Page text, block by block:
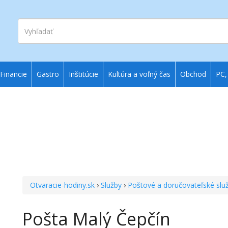
Vyhľadať
Otvaracie-hodiny.sk ›Služby › Poštové a doručovateľské
Pošta Malý Čepčín
Financie Gastro Inštitúcie Kultúra a voľný čas Obchod